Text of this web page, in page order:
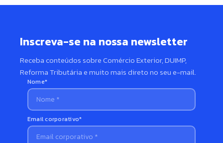
Inscreva-se na nossa newsletter
Receba conteúdos sobre Comércio Exterior, DUIMP,
Reforma Tributária e muito mais direto no seu e-mail.
Nome*
Email corporativo*